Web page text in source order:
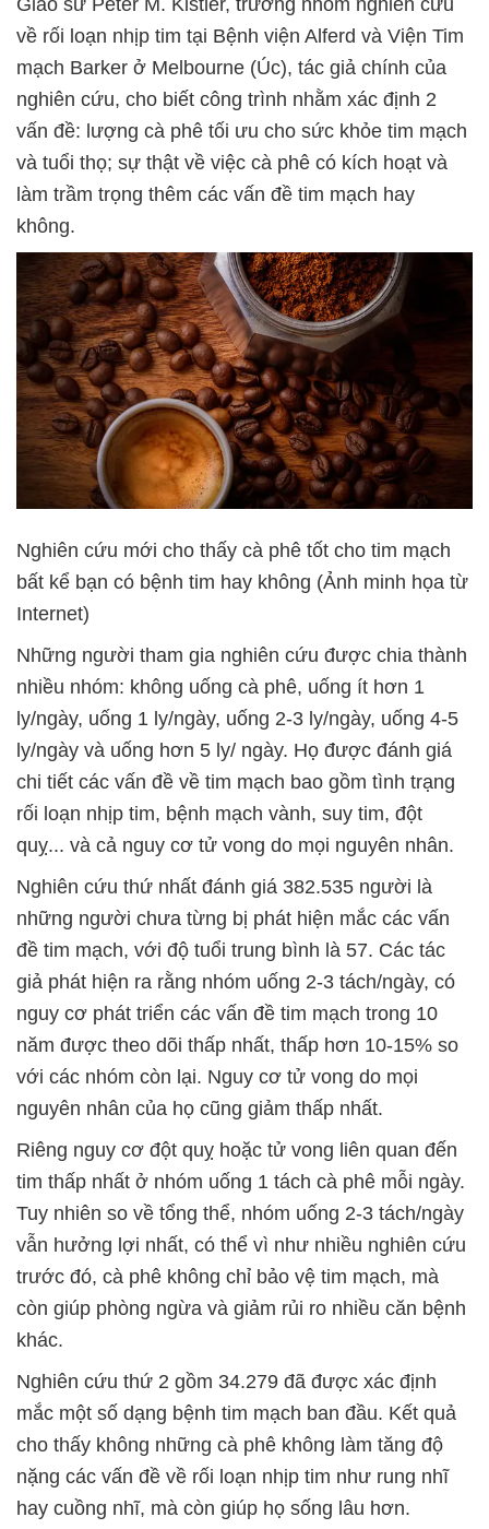
Giáo sư Peter M. Kistler, trường nhóm nghiên cứu
về rối loạn nhịp tim tại Bệnh viện Alferd và Viện Tim
mạch Barker ở Melbourne (Úc), tác giả chính của
nghiên cứu, cho biết công trình nhằm xác định 2
vấn đề: lượng cà phê tối ưu cho sức khỏe tim mạch
và tuổi thọ; sự thật về việc cà phê có kích hoạt và
làm trầm trọng thêm các vấn đề tim mạch hay
không.
Nghiên cứu mới cho thấy cà phê tốt cho tim mạch
bất kể bạn có bệnh tim hay không (Ảnh minh họa từ
Internet)
Những người tham gia nghiên cứu được chia thành
nhiều nhóm: không uống cà phê, uống ít hơn 1
ly/ngày, uống 1 ly/ngày, uống 2-3 ly/ngày, uống 4-5
ly/ngày và uống hơn 5 ly/ ngày. Họ được đánh giá
chi tiết các vấn đề về tim mạch bao gồm tình trạng
rối loạn nhịp tim, bệnh mạch vành, suy tim, đột
quỵ... và cả nguy cơ tử vong do mọi nguyên nhân.
Nghiên cứu thứ nhất đánh giá 382.535 người là
những người chưa từng bị phát hiện mắc các vấn
đề tim mạch, với độ tuổi trung bình là 57. Các tác
giả phát hiện ra rằng nhóm uống 2-3 tách/ngày, có
nguy cơ phát triển các vấn đề tim mạch trong 10
năm được theo dõi thấp nhất, thấp hơn 10-15% so
với các nhóm còn lại. Nguy cơ tử vong do mọi
nguyên nhân của họ cũng giảm thấp nhất.
Riêng nguy cơ đột quỵ hoặc tử vong liên quan đến
tim thấp nhất ở nhóm uống 1 tách cà phê mỗi ngày.
Tuy nhiên so về tổng thể, nhóm uống 2-3 tách/ngày
vẫn hưởng lợi nhất, có thể vì như nhiều nghiên cứu
trước đó, cà phê không chỉ bảo vệ tim mạch, mà
còn giúp phòng ngừa và giảm rủi ro nhiều căn bệnh
khác.
Nghiên cứu thứ 2 gồm 34.279 đã được xác định
mắc một số dạng bệnh tim mạch ban đầu. Kết quả
cho thấy không những cà phê không làm tăng độ
nặng các vấn đề về rối loạn nhịp tim như rung nhĩ
hay cuồng nhĩ, mà còn giúp họ sống lâu hơn.